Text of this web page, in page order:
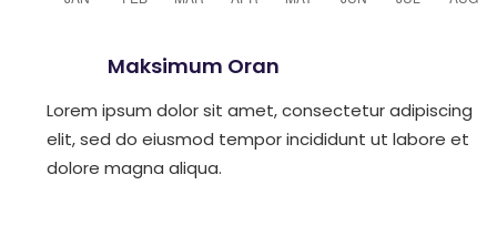
Maksimum Oran
Lorem ipsum dolor sit amet, consectetur adipiscing
elit, sed do eiusmod tempor incididunt ut labore et
dolore magna aliqua.